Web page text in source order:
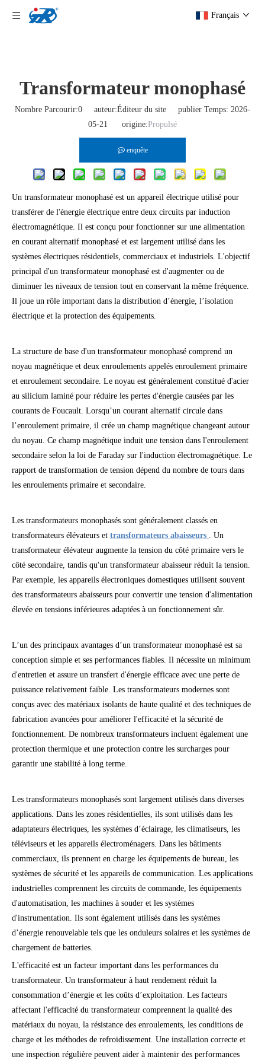
Français
Transformateur monophasé
Nombre Parcourir:0 auteur:Éditeur du site publier Temps: 2026-
05-21 origine:Propulsé
enquête
Un transformateur monophasé est un appareil électrique utilisé pour
transférer de l'énergie électrique entre deux circuits par induction
électromagnétique. Il est conçu pour fonctionner sur une alimentation
en courant alternatif monophasé et est largement utilisé dans les
systèmes électriques résidentiels, commerciaux et industriels. L'objectif
principal d'un transformateur monophasé est d'augmenter ou de
diminuer les niveaux de tension tout en conservant la même fréquence.
Il joue un rôle important dans la distribution d’énergie, l’isolation
électrique et la protection des équipements.
La structure de base d'un transformateur monophasé comprend un
noyau magnétique et deux enroulements appelés enroulement primaire
et enroulement secondaire. Le noyau est généralement constitué d'acier
au silicium laminé pour réduire les pertes d'énergie causées par les
courants de Foucault. Lorsqu’un courant alternatif circule dans
l’enroulement primaire, il crée un champ magnétique changeant autour
du noyau. Ce champ magnétique induit une tension dans l'enroulement
secondaire selon la loi de Faraday sur l'induction électromagnétique. Le
rapport de transformation de tension dépend du nombre de tours dans
les enroulements primaire et secondaire.
Les transformateurs monophasés sont généralement classés en
transformateurs élévateurs et transformateurs abaisseurs . Un
transformateur élévateur augmente la tension du côté primaire vers le
côté secondaire, tandis qu'un transformateur abaisseur réduit la tension.
Par exemple, les appareils électroniques domestiques utilisent souvent
des transformateurs abaisseurs pour convertir une tension d'alimentation
élevée en tensions inférieures adaptées à un fonctionnement sûr.
L’un des principaux avantages d’un transformateur monophasé est sa
conception simple et ses performances fiables. Il nécessite un minimum
d'entretien et assure un transfert d'énergie efficace avec une perte de
puissance relativement faible. Les transformateurs modernes sont
conçus avec des matériaux isolants de haute qualité et des techniques de
fabrication avancées pour améliorer l'efficacité et la sécurité de
fonctionnement. De nombreux transformateurs incluent également une
protection thermique et une protection contre les surcharges pour
garantir une stabilité à long terme.
Les transformateurs monophasés sont largement utilisés dans diverses
applications. Dans les zones résidentielles, ils sont utilisés dans les
adaptateurs électriques, les systèmes d’éclairage, les climatiseurs, les
téléviseurs et les appareils électroménagers. Dans les bâtiments
commerciaux, ils prennent en charge les équipements de bureau, les
systèmes de sécurité et les appareils de communication. Les applications
industrielles comprennent les circuits de commande, les équipements
d'automatisation, les machines à souder et les systèmes
d'instrumentation. Ils sont également utilisés dans les systèmes
d’énergie renouvelable tels que les onduleurs solaires et les systèmes de
chargement de batteries.
L'efficacité est un facteur important dans les performances du
transformateur. Un transformateur à haut rendement réduit la
consommation d’énergie et les coûts d’exploitation. Les facteurs
affectant l'efficacité du transformateur comprennent la qualité des
matériaux du noyau, la résistance des enroulements, les conditions de
charge et les méthodes de refroidissement. Une installation correcte et
une inspection régulière peuvent aider à maintenir des performances